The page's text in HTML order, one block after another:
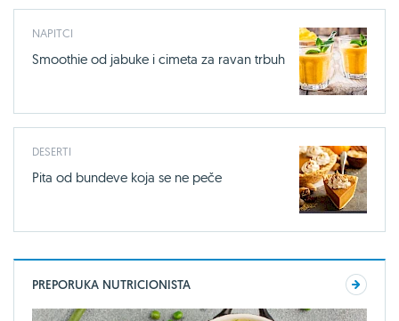
NAPITCI
Smoothie od jabuke i cimeta za ravan trbuh
DESERTI
Pita od bundeve koja se ne peče
PREPORUKA NUTRICIONISTA